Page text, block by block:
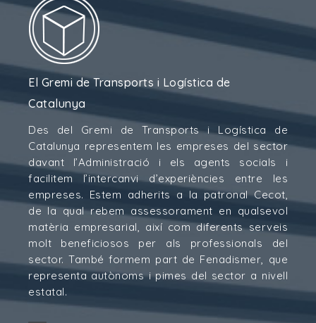
El Gremi de Transports i Logística de
Catalunya
Des del Gremi de Transports i Logística de
Catalunya representem les empreses del sector
davant l’Administració i els agents socials i
facilitem l’intercanvi d’experiències entre les
empreses. Estem adherits a la patronal Cecot,
de la qual rebem assessorament en qualsevol
matèria empresarial, així com diferents serveis
molt beneficiosos per als professionals del
sector. També formem part de Fenadismer, que
representa autònoms i pimes del sector a nivell
estatal.